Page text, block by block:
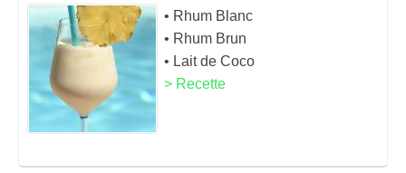
• Rhum Blanc
• Rhum Brun
• Lait de Coco
> Recette